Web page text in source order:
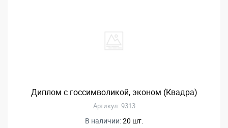
Диплом с госсимволикой, эконом (Квадра)
Артикул: 9313
В наличии:20 шт.